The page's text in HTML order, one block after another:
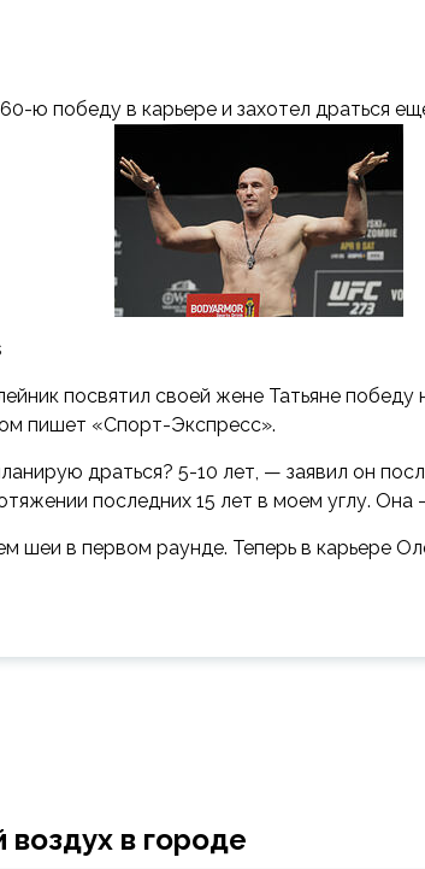
ю победу в карьере и захотел драться
посвятил своей жене Татьяне
пишет «Спорт-Экспресс».
драться? 5-10 лет, — заявил он
последних 15 лет в моем углу.
шеи в первом раунде. Теперь в карьере
в городе